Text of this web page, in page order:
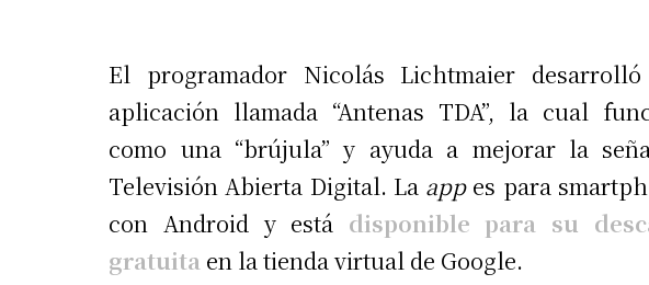
El programador Nicolás Lichtmaier
aplicación llamada “Antenas TDA”, la cual
como una “brújula” y ayuda a mejorar la
Televisión Abierta Digital. Laapp es para
con Android y está disponible para su
gratuita en la tienda virtual de Google.